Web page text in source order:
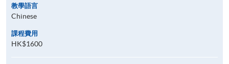
教學語言
Chinese
課程費用
HK$1600